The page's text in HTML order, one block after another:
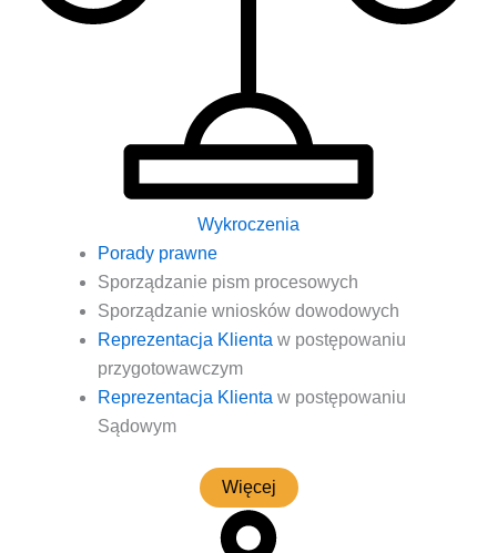
Wykroczenia
Pora­dy prawne
Spo­rzą­dza­nie pism procesowych
Spo­rzą­dza­nie wnio­sków dowodowych
Repre­zen­ta­cja Klien­ta w postę­po­wa­niu
przygotowawczym
Repre­zen­ta­cja Klien­ta w postę­po­wa­niu
Sądowym
Wię­cej